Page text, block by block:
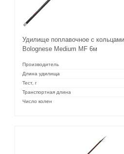
Удилище поплавочное с
Bolognese Medium MF 6м
Производитель
Длина удилища
Тест, г
Транспортная длина
Число колен